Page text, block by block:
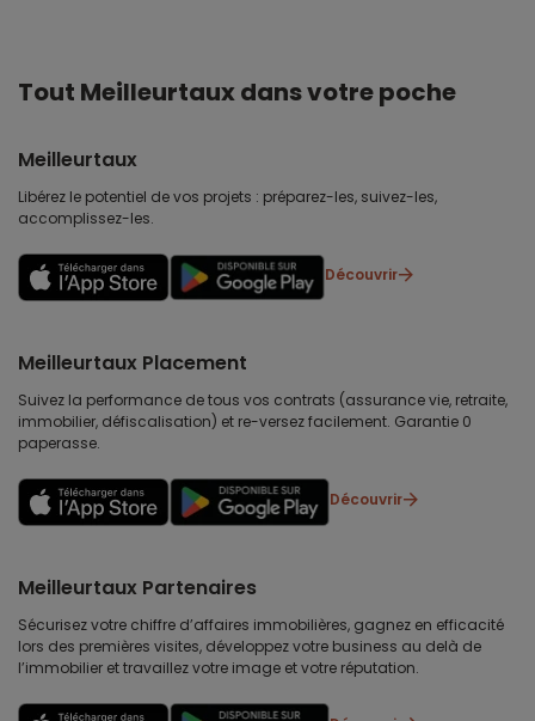
Tout Meilleurtaux dans votre poche
Meilleurtaux
Libérez le potentiel de vos projets : préparez-les, suivez-les,
accomplissez-les.
Découvrir
Meilleurtaux Placement
Suivez la performance de tous vos contrats (assurance vie, retraite,
immobilier, défiscalisation) et re-versez facilement. Garantie 0
paperasse.
Découvrir
Meilleurtaux Partenaires
Sécurisez votre chiffre d’affaires immobilières, gagnez en efficacité
lors des premières visites, développez votre business au delà de
l’immobilier et travaillez votre image et votre réputation.